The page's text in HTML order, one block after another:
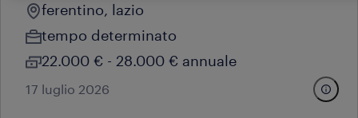
ferentino, lazio
tempo determinato
22.000 € - 28.000 € annuale
17 luglio 2026